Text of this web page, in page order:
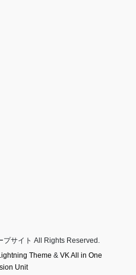
サイト All Rights Reserved.
Theme & VK All in One
Unit